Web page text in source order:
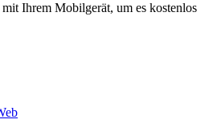
mit Ihrem Mobilgerät, um es kostenlos